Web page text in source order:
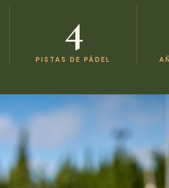
4
PISTAS DE PÁDEL